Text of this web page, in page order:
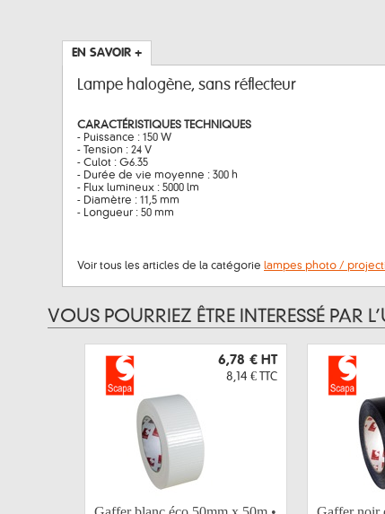
EN SAVOIR +
Lampe halogène, sans réflecteur
CARACTÉRISTIQUES TECHNIQUES
- Puissance : 150 W
- Tension : 24 V
- Culot : G6.35
- Durée de vie moyenne : 300 h
- Flux lumineux : 5000 lm
- Diamètre : 11,5 mm
- Longueur : 50 mm
Voir tous les articles de la catégorie lampes photo /
VOUS POURRIEZ ÊTRE INTERESSÉ PAR
6,78 € HT
8,14 € TTC